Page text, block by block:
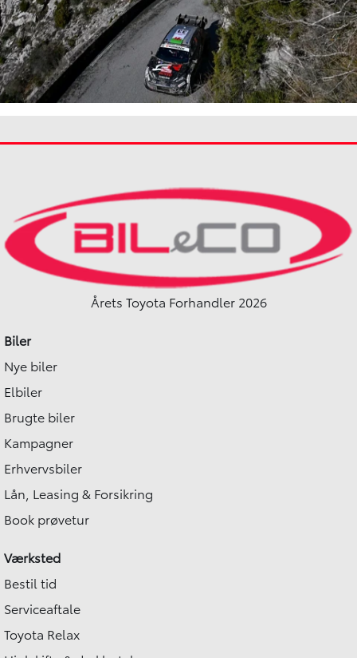
Årets Toyota Forhandler 2026
Biler
Nye biler
Elbiler
Brugte biler
Kampagner
Erhvervsbiler
Lån, Leasing & Forsikring
Book prøvetur
Værksted
Bestil tid
Serviceaftale
Toyota Relax